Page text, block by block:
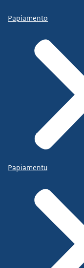
Papiamento
Papiamentu